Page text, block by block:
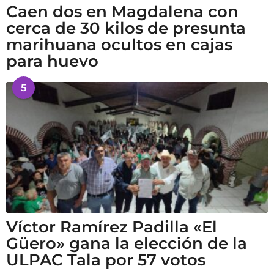
Caen dos en Magdalena con
cerca de 30 kilos de presunta
marihuana ocultos en cajas
para huevo
5
Víctor Ramírez Padilla «El
Güero» gana la elección de la
ULPAC Tala por 57 votos